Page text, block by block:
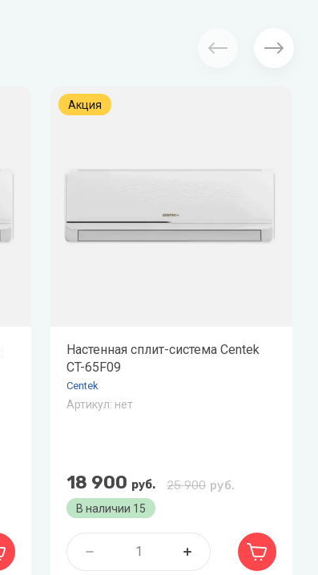
Акция
Настенная сплит-система Centek
CT-65F09
Centek
Артикул: нет
В наличии 15
25 900 руб.
18 900 руб.